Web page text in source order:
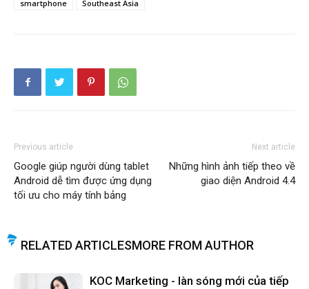
smartphone
Southeast Asia
Previous article
Google giúp người dùng tablet
Android dễ tìm được ứng dụng
tối ưu cho máy tính bảng
Next article
Những hình ảnh tiếp theo về
giao diện Android 4.4
RELATED ARTICLESMORE FROM AUTHOR
KOC Marketing - làn sóng mới của tiếp